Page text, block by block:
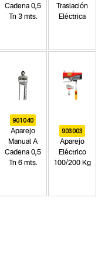
Cadena 0,5
Tn 3 mts.
Traslación
Eléctrica
901040
Aparejo
Manual A
Cadena 0,5
Tn 6 mts.
903003
Aparejo
Eléctrico
100/200 Kg